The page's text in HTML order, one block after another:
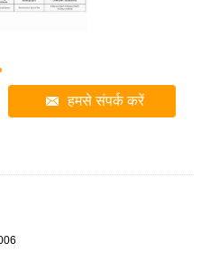
हमसे संपर्क करें